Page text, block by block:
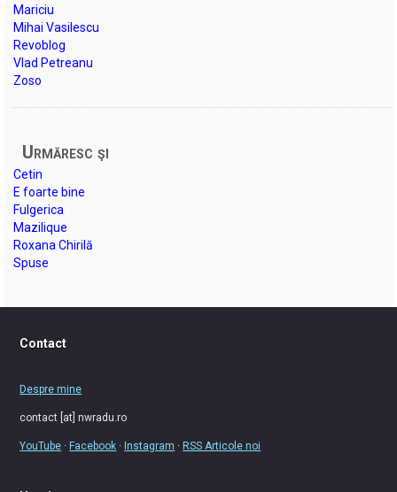
Mariciu
Mihai Vasilescu
Revoblog
Vlad Petreanu
Zoso
Urmăresc şi
Cetin
E foarte bine
Fulgerica
Mazilique
Roxana Chirilă
Spuse
Contact
Despre mine
contact [at] nwradu.ro
YouTube ·Facebook ·Instagram ·RSS Articole noi